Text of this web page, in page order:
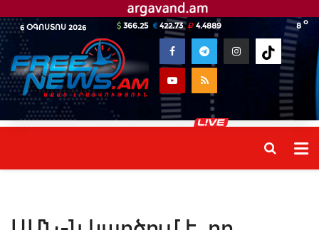
6 ՕԳՈՍՏՈՍ 2026 8 o
366.25 422.73 4.4889